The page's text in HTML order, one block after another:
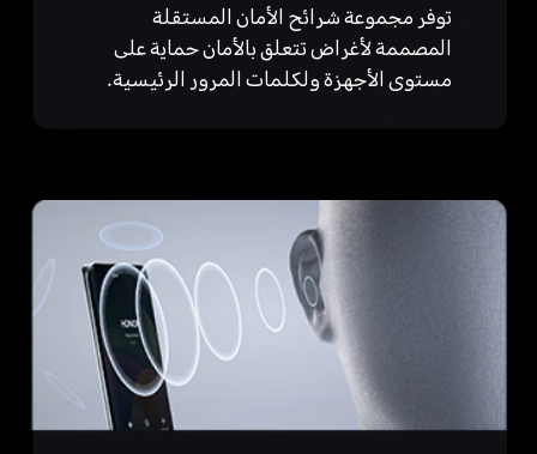
توفر مجموعة شرائح الأمان المستقلة
المصممة لأغراض تتعلق بالأمان حماية على
مستوى الأجهزة ولكلمات المرور الرئيسية.